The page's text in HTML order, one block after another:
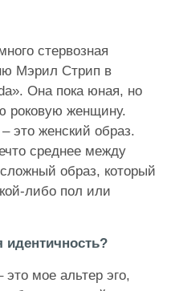
стервозная
Мэрил Стрип в
Она пока юная, но
роковую женщину.
это женский образ.
среднее между
образ, который
либо пол или
идентичность?
мое альтер эго,